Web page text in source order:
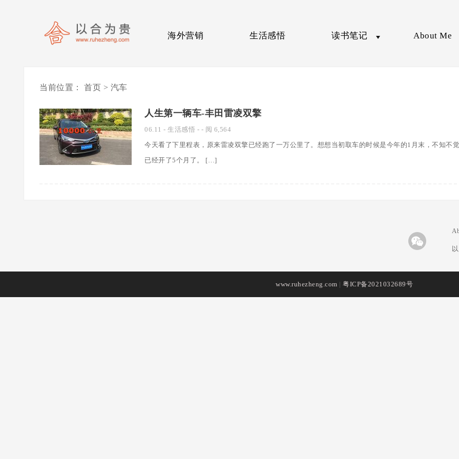
海外营销 生活感悟 读书笔记 About Me
当前位置： 首页 > 汽车
人生第一辆车-丰田雷凌双擎
06.11 - 生活感悟 - - 阅 6,564
今天看了下里程表，原来雷凌双擎已经跑了一万公里了。想想当初取车的时候是今年的1月末，不知不觉
已经开了5个月了。 […]
www.ruhezheng.com | 粤ICP备2021032689号